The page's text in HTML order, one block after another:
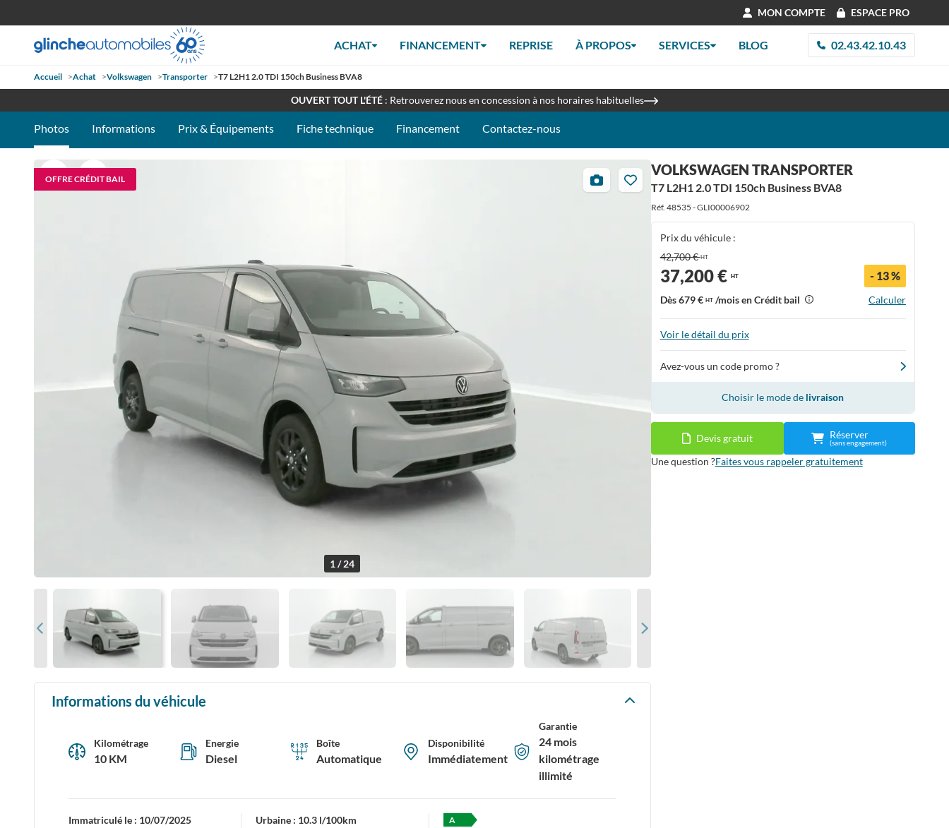
MON COMPTE ESPACE PRO
ACHAT FINANCEMENT REPRISE À PROPOS SERVICES BLOG 02.43.42.10.43
Accueil >Achat >Volkswagen >Transporter >T7 L2H1 2.0 TDI 150ch Business BVA8
RETROUVEZ-NOUS À LA FOIRE DU MANS - STAND 097C: du 10 au 14 septembre 2026
OUVERT TOUT L'ÉTÉ: Retrouverez nous en concession à nos horaires habituelles
Photos Informations Prix & Équipements Fiche technique Financement Contactez-nous
OFFRE CRÉDIT BAIL
24
photos
1 / 24
Informations du véhicule
Kilométrage
10 KM
Energie
Diesel
Boîte
Automatique
Disponibilité
Immédiatement
Garantie
24 mois
kilométrage
illimité
Immatriculé le : 10/07/2025
Urbaine : 10.3 l/100km
A
VOLKSWAGEN TRANSPORTER
T7 L2H1 2.0 TDI 150ch Business BVA8
Réf. 48535 - GLI00006902
Prix du véhicule :
42,700 €HT
37,200 € HT - 13 %
Dès679 € HT/mois en Crédit bail Calculer
Voir le détail du prix
Avez-vous un code promo ?
Choisir le mode de livraison
Devis gratuit Réserver
(sans engagement)
Une question ?Faites vous rappeler gratuitement